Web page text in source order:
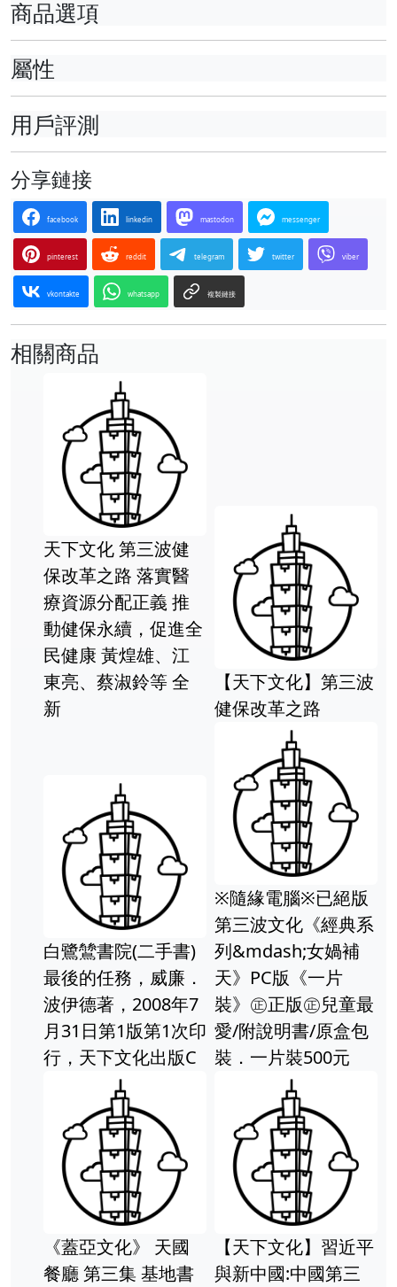
商品選項
屬性
用戶評測
分享鏈接
facebook linkedin mastodon messenger
pinterest reddit telegram twitter viber
vkontakte whatsapp 複製鏈接
相關商品
【天下文化】第三波
健保改革之路
※隨緣電腦※已絕版
第三波文化《經典系
列&mdash;女媧補
天》PC版《一片
裝》㊣正版㊣兒童最
愛/附說明書/原盒包
裝．一片裝500元
【天下文化】習近平
與新中國:中國第三
天母二手書店**語文
現代化論叢 第三輯
（略論言文統一
等） 語文出版社 王
均主編，周有光等著
1997/10/01
天母二手書店**中國
文化研究集刊 第三
輯（一妻多夫制和一
夫多妻制﹑關於古代
墓祭﹑墓碑和墳墓等
級制問題 等）525
頁 復
天母二手書店**中國
古代文學讀本－－說